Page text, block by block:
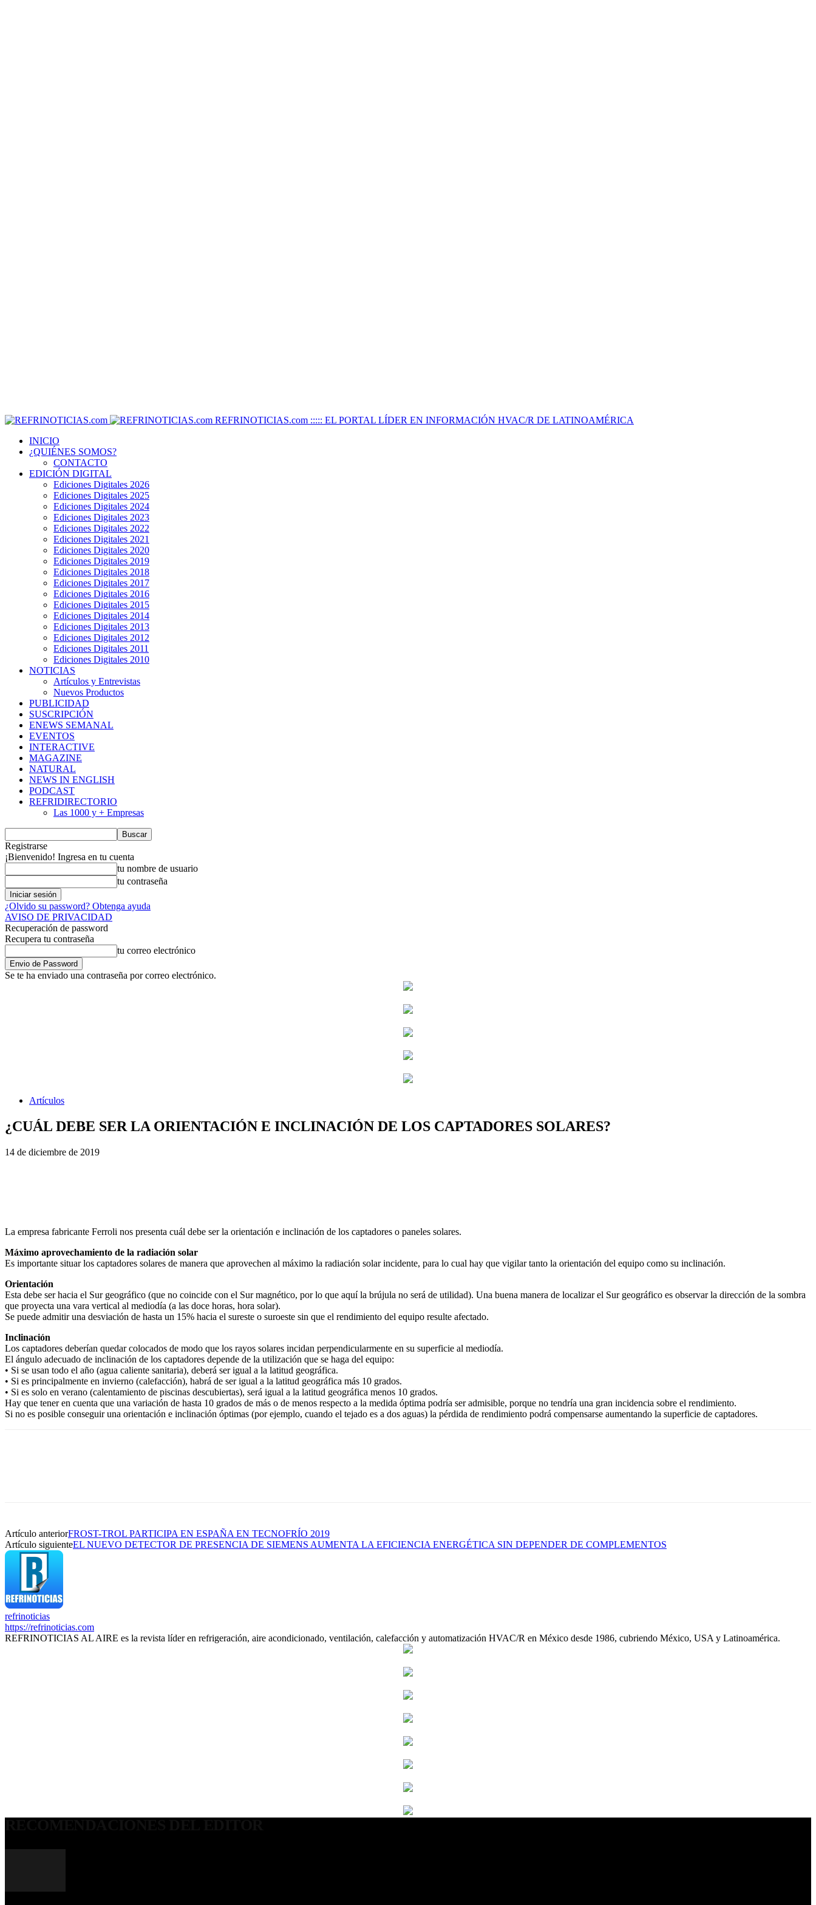
REFRINOTICIAS.com ::::: EL PORTAL LÍDER EN INFORMACIÓN HVAC/R DE LATINOAMÉRICA
INICIO
¿QUIÉNES SOMOS?
CONTACTO
EDICIÓN DIGITAL
Ediciones Digitales 2026
Ediciones Digitales 2025
Ediciones Digitales 2024
Ediciones Digitales 2023
Ediciones Digitales 2022
Ediciones Digitales 2021
Ediciones Digitales 2020
Ediciones Digitales 2019
Ediciones Digitales 2018
Ediciones Digitales 2017
Ediciones Digitales 2016
Ediciones Digitales 2015
Ediciones Digitales 2014
Ediciones Digitales 2013
Ediciones Digitales 2012
Ediciones Digitales 2011
Ediciones Digitales 2010
NOTICIAS
Artículos y Entrevistas
Nuevos Productos
PUBLICIDAD
SUSCRIPCIÓN
ENEWS SEMANAL
EVENTOS
INTERACTIVE
MAGAZINE
NATURAL
NEWS IN ENGLISH
PODCAST
REFRIDIRECTORIO
Las 1000 y + Empresas
Registrarse
¡Bienvenido! Ingresa en tu cuenta
tu nombre de usuario
tu contraseña
¿Olvido su password? Obtenga ayuda
AVISO DE PRIVACIDAD
Recuperación de password
Recupera tu contraseña
tu correo electrónico
Se te ha enviado una contraseña por correo electrónico.
Artículos
¿CUÁL DEBE SER LA ORIENTACIÓN E INCLINACIÓN DE LOS CAPTADORES SOLARES?
14 de diciembre de 2019
La empresa fabricante Ferroli nos presenta cuál debe ser la orientación e inclinación de los captadores o paneles solares.
Máximo aprovechamiento de la radiación solar
Es importante situar los captadores solares de manera que aprovechen al máximo la radiación solar incidente, para lo cual hay que vigilar tanto la orientación del equipo como su inclinación.
Orientación
Esta debe ser hacia el Sur geográfico (que no coincide con el Sur magnético, por lo que aquí la brújula no será de utilidad). Una buena manera de localizar el Sur geográfico es observar la dirección de la sombra
que proyecta una vara vertical al mediodía (a las doce horas, hora solar).
Se puede admitir una desviación de hasta un 15% hacia el sureste o suroeste sin que el rendimiento del equipo resulte afectado.
Inclinación
Los captadores deberían quedar colocados de modo que los rayos solares incidan perpendicularmente en su superficie al mediodía.
El ángulo adecuado de inclinación de los captadores depende de la utilización que se haga del equipo:
• Si se usan todo el año (agua caliente sanitaria), deberá ser igual a la latitud geográfica.
• Si es principalmente en invierno (calefacción), habrá de ser igual a la latitud geográfica más 10 grados.
• Si es solo en verano (calentamiento de piscinas descubiertas), será igual a la latitud geográfica menos 10 grados.
Hay que tener en cuenta que una variación de hasta 10 grados de más o de menos respecto a la medida óptima podría ser admisible, porque no tendría una gran incidencia sobre el rendimiento.
Si no es posible conseguir una orientación e inclinación óptimas (por ejemplo, cuando el tejado es a dos aguas) la pérdida de rendimiento podrá compensarse aumentando la superficie de captadores.
Artículo anteriorFROST-TROL PARTICIPA EN ESPAÑA EN TECNOFRÍO 2019
Artículo siguienteEL NUEVO DETECTOR DE PRESENCIA DE SIEMENS AUMENTA LA EFICIENCIA ENERGÉTICA SIN DEPENDER DE COMPLEMENTOS
refrinoticias
https://refrinoticias.com
REFRINOTICIAS AL AIRE es la revista líder en refrigeración, aire acondicionado, ventilación, calefacción y automatización HVAC/R en México desde 1986, cubriendo México, USA y Latinoamérica.